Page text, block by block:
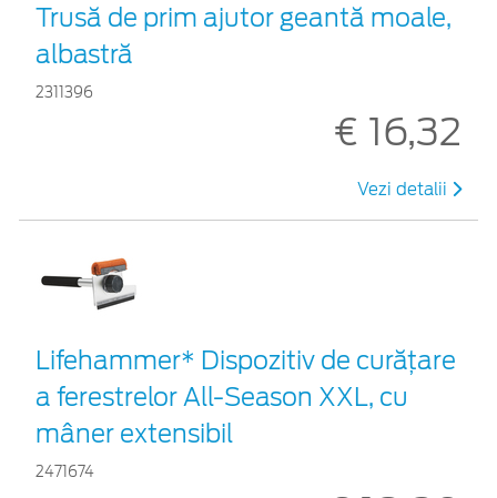
Trusă de prim ajutor geantă moale,
albastră
2311396
€ 16,32
Vezi detalii
Lifehammer* Dispozitiv de curățare
a ferestrelor All-Season XXL, cu
mâner extensibil
2471674